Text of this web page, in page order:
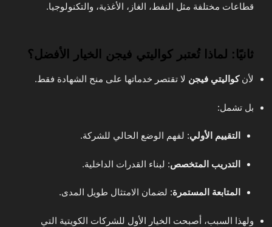
قطاعات مختلفة مثل النفط، الغاز، الأغذية، والتكنولوجيا.
ثانيًا: لماذا تُعتبر كواليتي فيجن الخيار الأفضل؟
لأنكواليتي فيجن لا تقتصر خدماتها على منح الشهادة فقط.
بل تشمل:
التقييم الأولي: لفهم الوضع الحالي للشركة.
التدريب المتخصص: لبناء القدرات الداخلية.
المتابعة المستمرة: لضمان الامتثال طويل المدى.
ولهذا السبب، أصبحت الخيار الأول للشركات الكويتية التي